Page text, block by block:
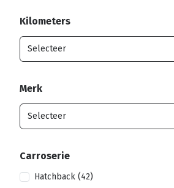
Kilometers
Merk
Carroserie
Hatchback (42)